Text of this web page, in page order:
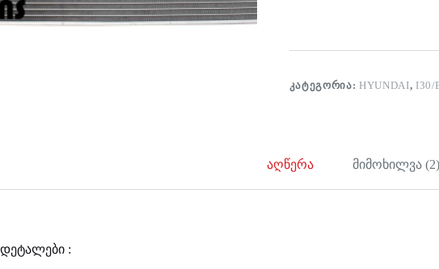
ᲙᲐᲢᲔᲒᲝᲠᲘᲐ: HYUNDAI, I30/
აღწერა მიმოხილვა (2)
დეტალები :